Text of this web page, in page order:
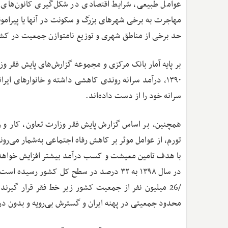
عوامل طبیعی، شرایط اقتصادی در شکل‌گیری کانون‌های
مهاجرت به برخی شهرهای بزرگ و سکونت در آنها یا
حد برخی از مناطق شهری و توزیع نامتوازن جمعیت در
سرانه خود را از دست داده‌اند.
همچنین،‌ بر اساس گزارش پایش فقر وزارت تعاون، کار
تورم، از عوامل موثر بر کاهش رفاه اجتماعی به‌شمار
با هدف تامین معیشت و کسب درآمد بیشتر افزایش
/26 میلیون نفر از جمعیت کشور زیر خط فقر قرار
محدود جمعیتی در پهنه ایران و گسترش بی‌رویه و بدون